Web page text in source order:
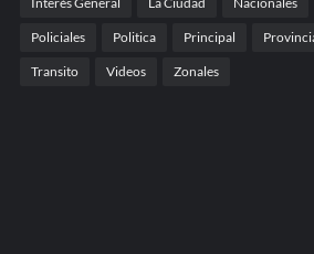
Policiales Politica Principal
Transito Videos Zonales